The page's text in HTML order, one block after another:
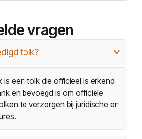
vragen
tolk?
is een tolk die officieel is erkend
en bevoegd is om officiële
te verzorgen bij juridische en